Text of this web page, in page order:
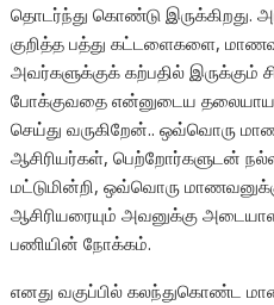
தொடர்ந்து கொண்டு இருக்கிறது.
குறித்த பத்து கட்டளைகளை,
அவர்களுக்குக் கற்பதில் இருக்கும்
போக்குவதை என்னுடைய
செய்து வருகிறேன்.. ஒவ்வொரு
ஆசிரியர்கள், பெற்றோர்களுடன்
மட்டுமின்றி, ஒவ்வொரு
ஆசிரியரையும் அவனுக்கு
பணியின் நோக்கம்.
எனது வகுப்பில் கலந்துகொண்ட